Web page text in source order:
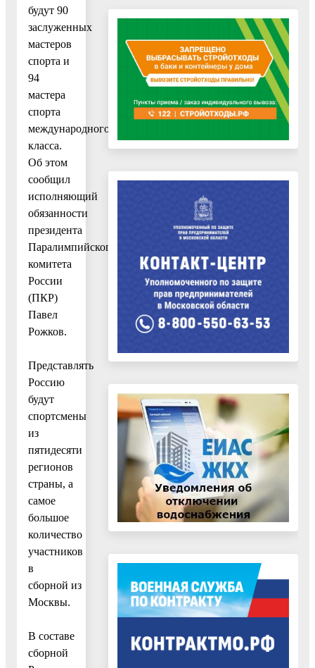
будут 90
заслуженных
мастеров
спорта и
94
мастера
спорта
международного
класса.
Об этом
сообщил
исполняющий
обязанности
президента
Паралимпийского
комитета
России
(ПКР)
Павел
Рожков.
Представлять
Россию
будут
спортсмены
из
пятидесяти
регионов
страны, а
самое
большое
количество
участников
в
сборной из
Москвы.
В составе
сборной